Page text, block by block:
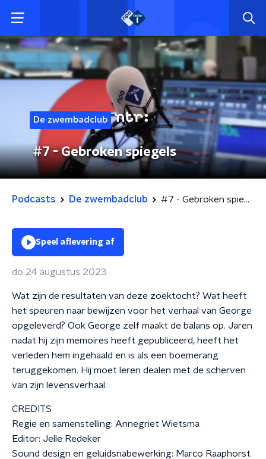
De zwembadclub
#7 - Gebroken spiegels
Podcasts De zwembadclub #7 - Gebroken spiegels
Speel aflevering af
do 24 augustus 2023
Wat zijn de resultaten van deze zoektocht? Wat heeft
het speuren naar bewijzen voor het verhaal van George
opgeleverd? Ook George zelf maakt de balans op. Jaren
nadat hij zijn memoires heeft gepubliceerd, heeft het
verleden hem ingehaald en is als een boemerang
teruggekomen. Hij moet leren dealen met de scherven
van zijn levensverhaal.
CREDITS
Regie en samenstelling: Annegriet Wietsma
Editor: Jelle Redeker
Sound design en geluidsnabewerking: Marco Raaphorst